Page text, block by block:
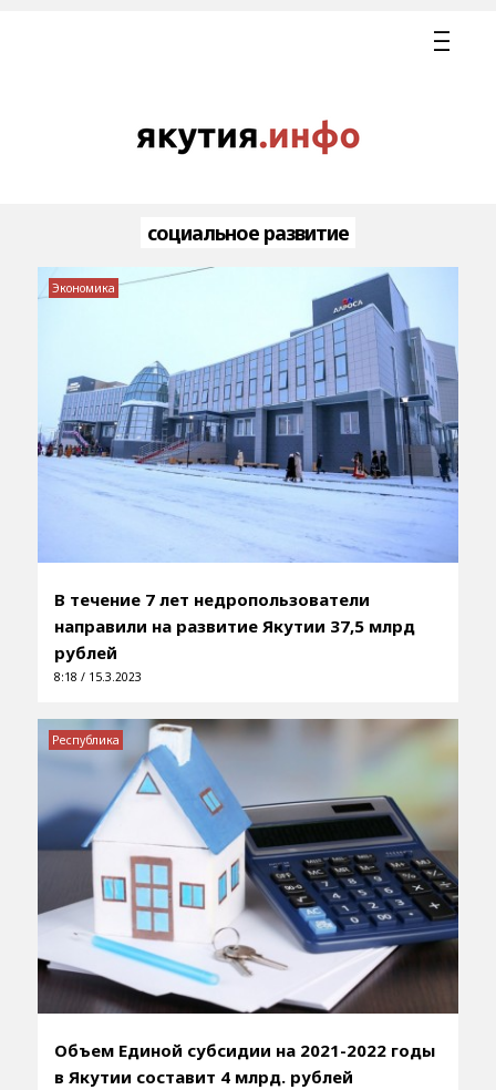
социальное развитие
В течение 7 лет недропользователи
направили на развитие Якутии 37,5 млрд
рублей
8:18 / 15.3.2023
Экономика
Объем Единой субсидии на 2021-2022 годы
в Якутии составит 4 млрд. рублей
Республика